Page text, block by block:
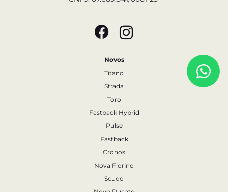
Novos
Titano
Strada
Toro
Fastback Hybrid
Pulse
Fastback
Cronos
Nova Fiorino
Scudo